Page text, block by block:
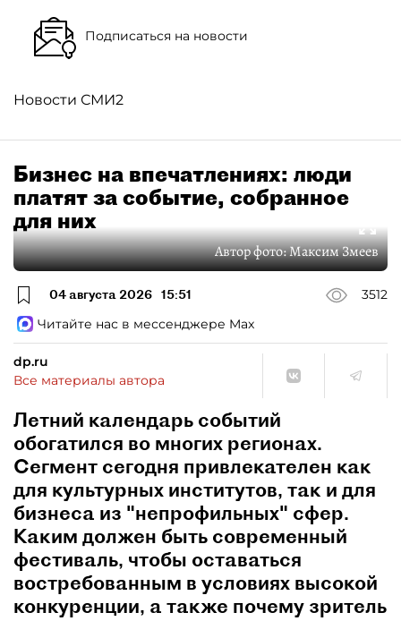
Подписаться на новости
Новости СМИ2
Бизнес на впечатлениях: люди
платят за событие, собранное
для них
Автор фото:Максим Змеев
04 августа 2026 15:51
3512
Читайте нас в мессенджере Max
dp.ru
Все материалы автора
Летний календарь событий
обогатился во многих регионах.
Сегмент сегодня привлекателен как
для культурных институтов, так и для
бизнеса из "непрофильных" сфер.
Каким должен быть современный
фестиваль, чтобы оставаться
востребованным в условиях высокой
конкуренции, а также почему зритель